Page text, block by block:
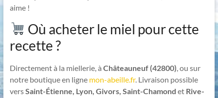
aime !
Où acheter le miel pour cette
recette ?
Directement à la miellerie, à Châteauneuf (42800) , ou sur
notre boutique en ligne mon-abeille.fr. Livraison possible
versSaint-Étienne, Lyon, Givors, Saint-Chamond et Rive-